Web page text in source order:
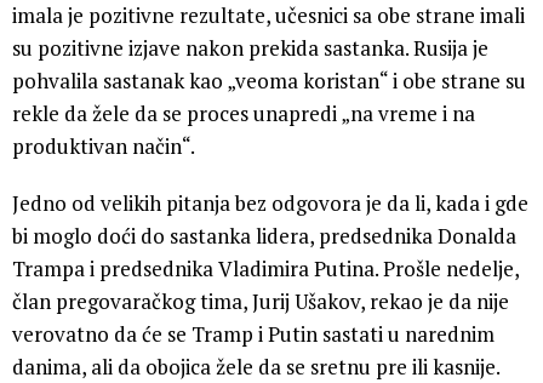
imala je pozitivne rezultate, učesnici sa obe strane imali
su pozitivne izjave nakon prekida sastanka. Rusija je
pohvalila sastanak kao „veoma koristan“ i obe strane su
rekle da žele da se proces unapredi „na vreme i na
produktivan način“.
Jedno od velikih pitanja bez odgovora je da li, kada i gde
bi moglo doći do sastanka lidera, predsednika Donalda
Trampa i predsednika Vladimira Putina. Prošle nedelje,
član pregovaračkog tima, Jurij Ušakov, rekao je da nije
verovatno da će se Tramp i Putin sastati u narednim
danima, ali da obojica žele da se sretnu pre ili kasnije.